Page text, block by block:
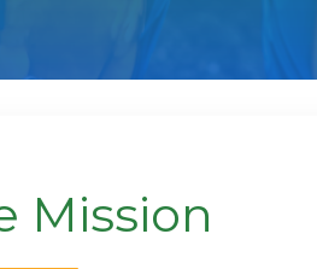
Mission